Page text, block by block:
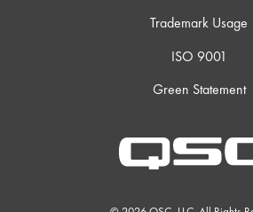
Trademark Usage
ISO 9001
Green Statement